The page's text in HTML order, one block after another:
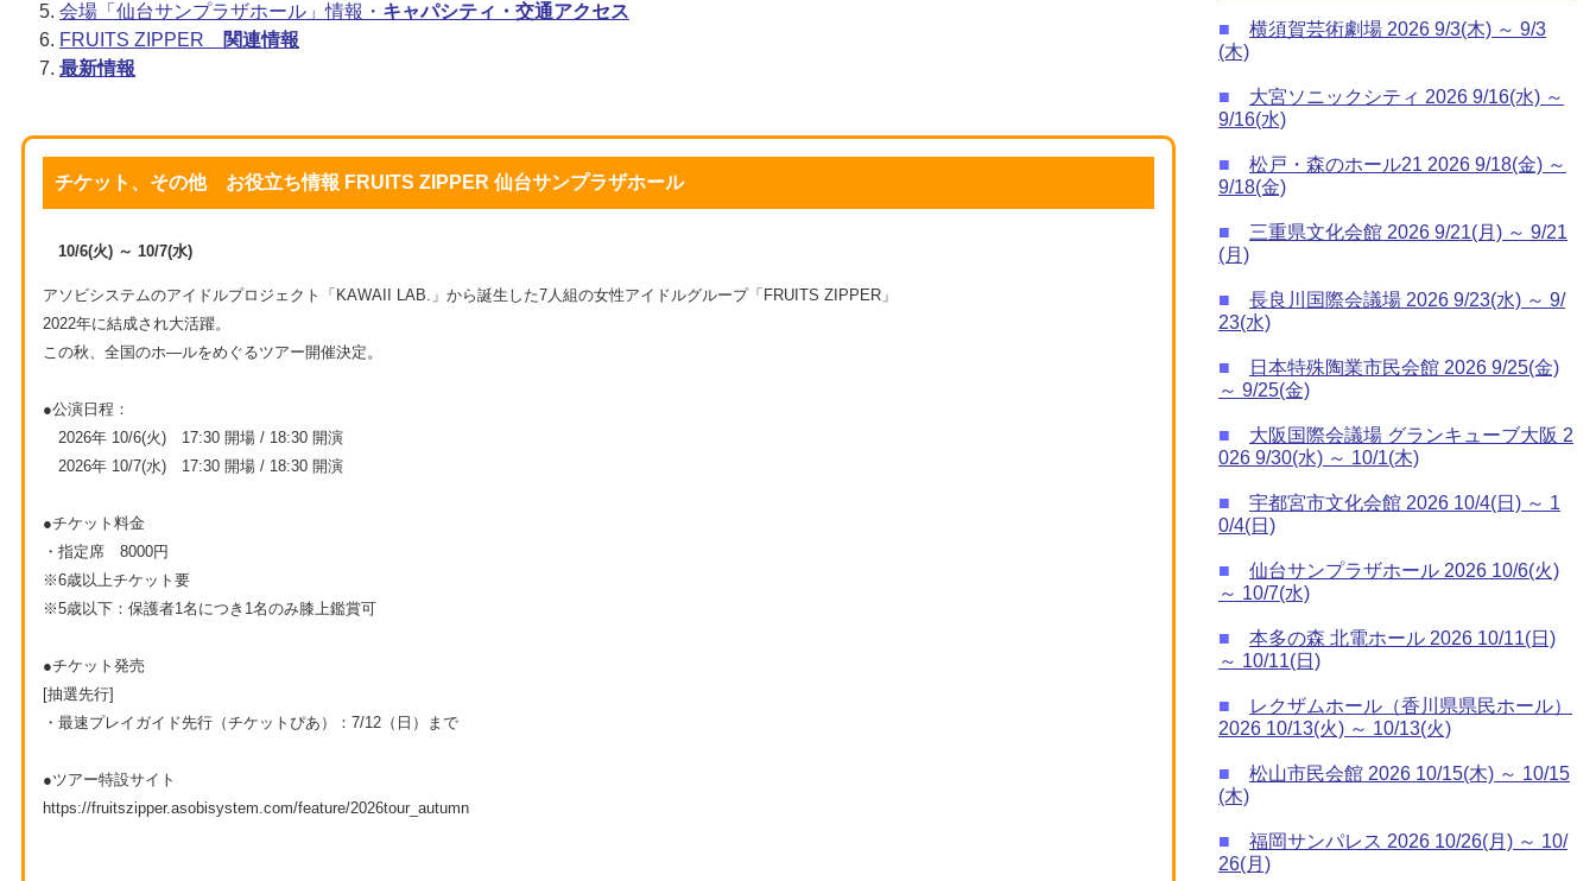
会場「仙台サンプラザホール」情報・ キャパシティ・交通アクセス
FRUITS ZIPPER
関連情報
最新情報
チケット、その他 お役立ち情報 FRUITS ZIPPER 仙台サンプラザホール
10/6(火) ～ 10/7(水)
アソビシステムのアイドルプロジェクト「KAWAII LAB.」から誕生した7人組の女性アイドルグループ「FRUITS ZIPPER」
2022年に結成され大活躍。
この秋、全国のホ―ルをめぐるツアー開催決定。
●公演日程：
2026年 10/6(火) 17:30 開場 / 18:30 開演
2026年 10/7(水) 17:30 開場 / 18:30 開演
●チケット料金
・指定席 8000円
※6歳以上チケット要
※5歳以下：保護者1名につき1名のみ膝上鑑賞可
●チケット発売
[抽選先行]
・最速プレイガイド先行（チケットぴあ）：7/12（日）まで
●ツアー特設サイト
https://fruitszipper.asobisystem.com/feature/2026tour_autumn
■
横須賀芸術劇場 2026 9/3(木) ～ 9/3
(木)
■
大宮ソニックシティ 2026 9/16(水) ～
9/16(水)
■
松戸・森のホール21 2026 9/18(金) ～
9/18(金)
■
三重県文化会館 2026 9/21(月) ～ 9/21
(月)
■
長良川国際会議場 2026 9/23(水) ～ 9/
23(水)
■
日本特殊陶業市民会館 2026 9/25(金)
～ 9/25(金)
■
大阪国際会議場 グランキューブ大阪 2
026 9/30(水) ～ 10/1(木)
■
宇都宮市文化会館 2026 10/4(日) ～ 1
0/4(日)
■
仙台サンプラザホール 2026 10/6(火)
～ 10/7(水)
■
本多の森 北電ホール 2026 10/11(日)
～ 10/11(日)
■
レクザムホール（香川県県民ホール）
2026 10/13(火) ～ 10/13(火)
■
松山市民会館 2026 10/15(木) ～ 10/15
(木)
■
福岡サンパレス 2026 10/26(月) ～ 10/
26(月)